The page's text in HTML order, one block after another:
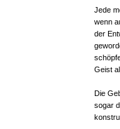
Jede
wenn
der
Geist
Die
sogar